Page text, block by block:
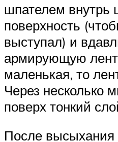
шпателем внутрь
поверхность
выступал) и
армирующую
маленькая, то
Через несколько
поверх тонкий
После высыхания